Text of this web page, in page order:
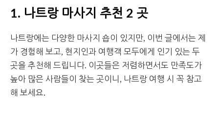
1. 나트랑 마사지 추천 2 곳
나트랑에는 다양한 마사지 숍이 있지만, 이번 글에서는 제
가 경험해 보고, 현지인과 여행객 모두에게 인기 있는 두
곳을 추천해 드립니다. 이곳들은 저렴하면서도 만족도가
높아 많은 사람들이 찾는 곳이니, 나트랑 여행 시 꼭 참고
해 보세요.